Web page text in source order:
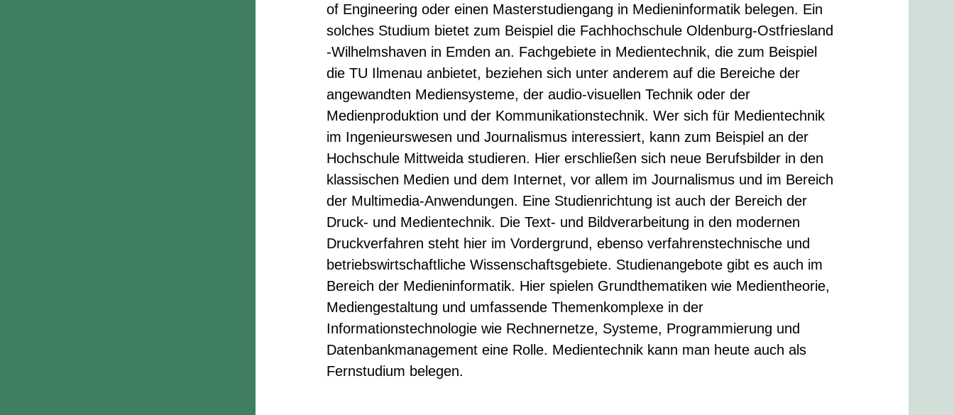
of Engineering oder einen Masterstudiengang in Medieninformatik belegen. Ein
solches Studium bietet zum Beispiel die Fachhochschule Oldenburg-Ostfriesland
-Wilhelmshaven in Emden an. Fachgebiete in Medientechnik, die zum Beispiel
die TU Ilmenau anbietet, beziehen sich unter anderem auf die Bereiche der
angewandten Mediensysteme, der audio-visuellen Technik oder der
Medienproduktion und der Kommunikationstechnik. Wer sich für Medientechnik
im Ingenieurswesen und Journalismus interessiert, kann zum Beispiel an der
Hochschule Mittweida studieren. Hier erschließen sich neue Berufsbilder in den
klassischen Medien und dem Internet, vor allem im Journalismus und im Bereich
der Multimedia-Anwendungen. Eine Studienrichtung ist auch der Bereich der
Druck- und Medientechnik. Die Text- und Bildverarbeitung in den modernen
Druckverfahren steht hier im Vordergrund, ebenso verfahrenstechnische und
betriebswirtschaftliche Wissenschaftsgebiete. Studienangebote gibt es auch im
Bereich der Medieninformatik. Hier spielen Grundthematiken wie Medientheorie,
Mediengestaltung und umfassende Themenkomplexe in der
Informationstechnologie wie Rechnernetze, Systeme, Programmierung und
Datenbankmanagement eine Rolle. Medientechnik kann man heute auch als
Fernstudium belegen.